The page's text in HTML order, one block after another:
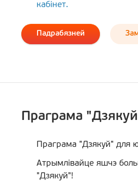
кабінет.
Падрабязней
Праграма
Праграма "Дзякуй" для
Атрымлівайце яшчэ
"Дзякуй"!